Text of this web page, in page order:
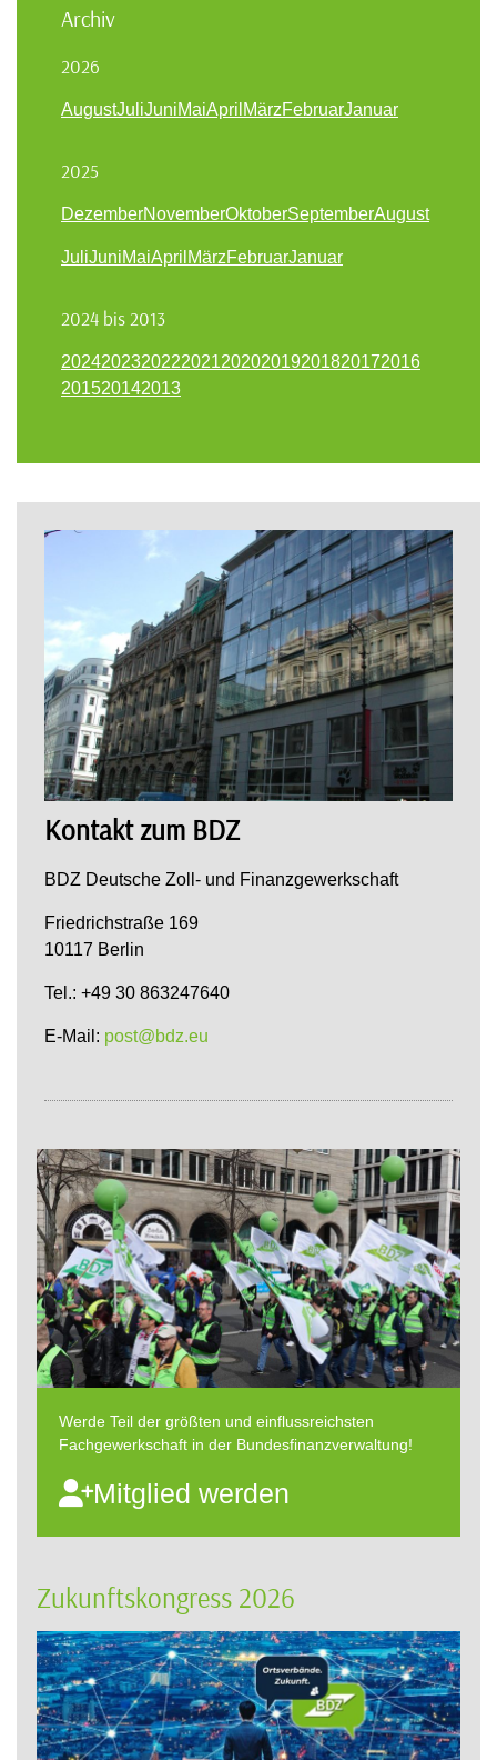
Archiv
2026
AugustJuliJuniMaiApril MärzFebruarJanuar
2025
DezemberNovemberOktoberSeptemberAugust
JuliJuniMaiApril MärzFebruarJanuar
2024 bis 2013
202420232022202120202019201820172016
201520142013
Kontakt zum BDZ
BDZ Deutsche Zoll- und Finanzgewerkschaft
Friedrichstraße 169
10117 Berlin
Tel.: +49 30 863247640
E-Mail: post@bdz.eu
Werde Teil der größten und einflussreichsten
Fachgewerkschaft in der Bundesfinanzverwaltung!
Mitglied werden
Zukunftskongress 2026